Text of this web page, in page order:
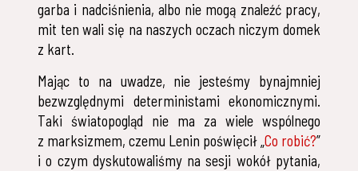
garba i nadciśnienia, albo nie mogą znaleźć pracy,
mit ten wali się na naszych oczach niczym domek
z kart.
Mając to na uwadze, nie jesteśmy bynajmniej
bezwzględnymi deterministami ekonomicznymi.
Taki światopogląd nie ma za wiele wspólnego
z marksizmem, czemu Lenin poświęcił „Co robić?”
i o czym dyskutowaliśmy na sesji wokół pytania,